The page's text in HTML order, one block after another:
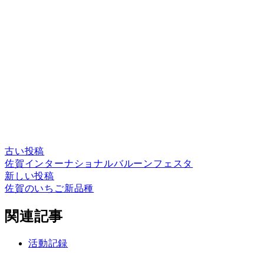
古い投稿
佐賀インターナショナルバルーンフェスタ
新しい投稿
佐賀のいちご新品種
関連記事
活動記録